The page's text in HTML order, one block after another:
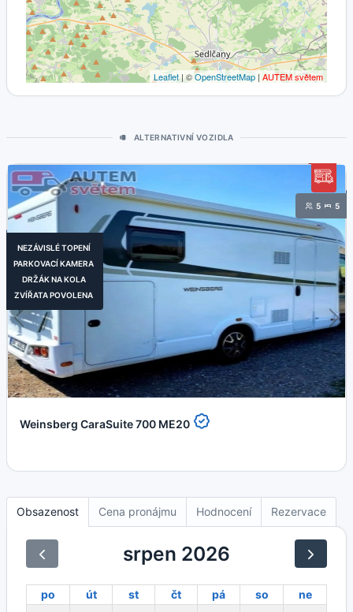
Leaflet | ©OpenStreetMap | AUTEM světem
ALTERNATIVNÍ VOZIDLA
Weinsberg CaraSuite 700 ME20
5 5
NEZÁVISLÉ TOPENÍ
PARKOVACÍ KAMERA
DRŽÁK NA KOLA
ZVÍŘATA POVOLENA
Obsazenost Cena pronájmu Hodnocení Rezervace
srpen 2026
po út st čt pá so ne